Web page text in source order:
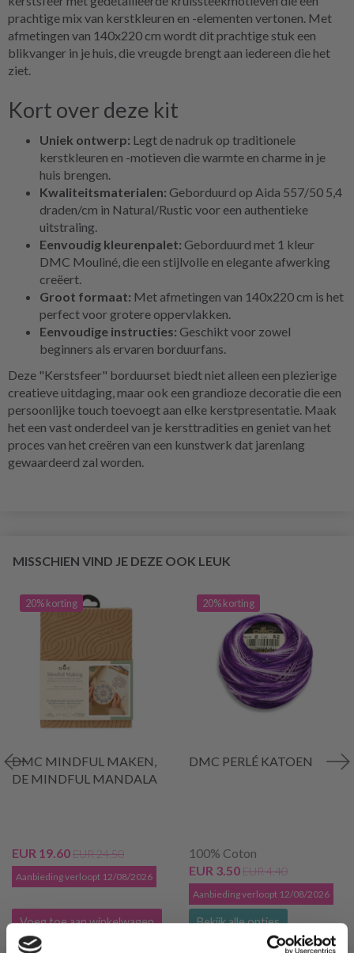
prachtige mix van kerstkleuren en -elementen vertonen. Met
afmetingen van 140x220 cm wordt dit prachtige stuk een
blikvanger in je huis, die vreugde brengt aan iedereen die het
ziet.
Kort over deze kit
Uniek ontwerp: Legt de nadruk op traditionele
kerstkleuren en -motieven die warmte en charme in je
huis brengen.
Kwaliteitsmaterialen: Geborduurd op Aida 557/50 5,4
draden/cm in Natural/Rustic voor een authentieke
uitstraling.
Eenvoudig kleurenpalet: Geborduurd met 1 kleur
DMC Mouliné, die een stijlvolle en elegante afwerking
creëert.
Groot formaat: Met afmetingen van 140x220 cm is het
perfect voor grotere oppervlakken.
Eenvoudige instructies: Geschikt voor zowel
beginners als ervaren borduurfans.
Deze "Kerstsfeer" borduurset biedt niet alleen een plezierige
creatieve uitdaging, maar ook een grandioze decoratie die een
persoonlijke touch toevoegt aan elke kerstpresentatie. Maak
het een vast onderdeel van je kersttradities en geniet van het
proces van het creëren van een kunstwerk dat jarenlang
gewaardeerd zal worden.
MISSCHIEN VIND JE DEZE OOK LEUK
20% korting
DMC MINDFUL MAKEN,
DE MINDFUL MANDALA
EUR 19.60EUR 24.50
Aanbieding verloopt 12/08/2026
Voeg toe aan winkelwagen
20% korting
DMC PERLÉ KATOEN
100% Coton
EUR 3.50EUR 4.40
Aanbieding verloopt 12/08/2026
Bekijk alle opties